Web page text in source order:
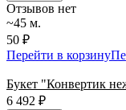
Отзывов нет
~45 м.
50 ₽
Перейти в корзину
Букет "Конвертик
6 492 ₽